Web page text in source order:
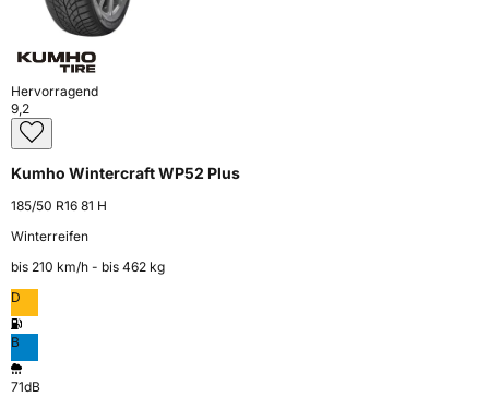
Hervorragend
9,2
Kumho Wintercraft WP52 Plus
185/50 R16 81 H
Winterreifen
bis 210 km⁠/⁠h - bis 462 kg
D
B
71dB